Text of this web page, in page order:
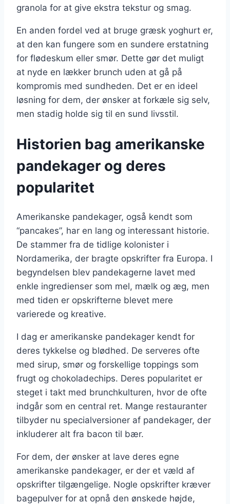
granola for at give ekstra tekstur og smag.
En anden fordel ved at bruge græsk yoghurt er,
at den kan fungere som en sundere erstatning
for flødeskum eller smør. Dette gør det muligt
at nyde en lækker brunch uden at gå på
kompromis med sundheden. Det er en ideel
løsning for dem, der ønsker at forkæle sig selv,
men stadig holde sig til en sund livsstil.
Historien bag amerikanske
pandekager og deres
popularitet
Amerikanske pandekager, også kendt som
“pancakes”, har en lang og interessant historie.
De stammer fra de tidlige kolonister i
Nordamerika, der bragte opskrifter fra Europa. I
begyndelsen blev pandekagerne lavet med
enkle ingredienser som mel, mælk og æg, men
med tiden er opskrifterne blevet mere
varierede og kreative.
I dag er amerikanske pandekager kendt for
deres tykkelse og blødhed. De serveres ofte
med sirup, smør og forskellige toppings som
frugt og chokoladechips. Deres popularitet er
steget i takt med brunchkulturen, hvor de ofte
indgår som en central ret. Mange restauranter
tilbyder nu specialversioner af pandekager, der
inkluderer alt fra bacon til bær.
For dem, der ønsker at lave deres egne
amerikanske pandekager, er der et væld af
opskrifter tilgængelige. Nogle opskrifter kræver
bagepulver for at opnå den ønskede højde,